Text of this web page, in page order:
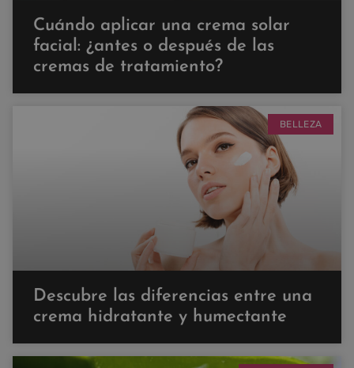
Cuándo aplicar una crema solar
facial: ¿antes o después de las
cremas de tratamiento?
BELLEZA
Descubre las diferencias entre una
crema hidratante y humectante